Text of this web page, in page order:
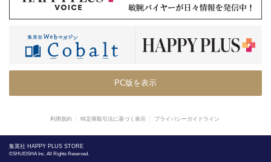
PC版を表示
利用規約 特定商取引法に基づく表示 プライバシーガイドライン
集英社 HAPPY PLUS STORE
©SHUEISHA Inc. All Rights Reserved.